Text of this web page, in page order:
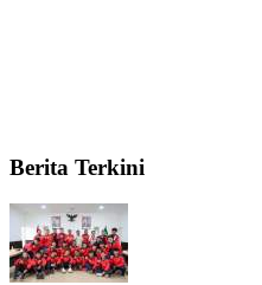
Berita Terkini